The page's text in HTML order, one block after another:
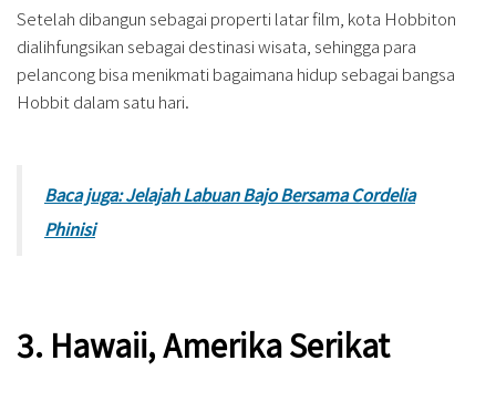
Setelah dibangun sebagai properti latar film, kota Hobbiton
dialihfungsikan sebagai destinasi wisata, sehingga para
pelancong bisa menikmati bagaimana hidup sebagai bangsa
Hobbit dalam satu hari.
Baca juga: Jelajah Labuan Bajo Bersama Cordelia
Phinisi
3. Hawaii, Amerika Serikat